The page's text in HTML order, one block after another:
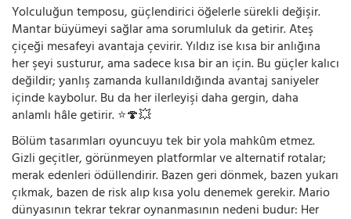
Yolculuğun temposu, güçlendirici öğelerle sürekli değişir.
Mantar büyümeyi sağlar ama sorumluluk da getirir. Ateş
çiçeği mesafeyi avantaja çevirir. Yıldız ise kısa bir anlığına
her şeyi susturur, ama sadece kısa bir an için. Bu güçler kalıcı
değildir; yanlış zamanda kullanıldığında avantaj saniyeler
içinde kaybolur. Bu da her ilerleyişi daha gergin, daha
anlamlı hâle getirir. ⭐🍄💥
Bölüm tasarımları oyuncuyu tek bir yola mahkûm etmez.
Gizli geçitler, görünmeyen platformlar ve alternatif rotalar;
merak edenleri ödüllendirir. Bazen geri dönmek, bazen yukarı
çıkmak, bazen de risk alıp kısa yolu denemek gerekir. Mario
dünyasının tekrar tekrar oynanmasının nedeni budur: Her